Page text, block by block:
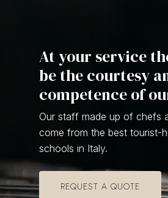
At your service
be the courtesy
competence of
Our staff made up of chefs
come from the best tourist-
schools in Italy.
REQUEST A QUOTE